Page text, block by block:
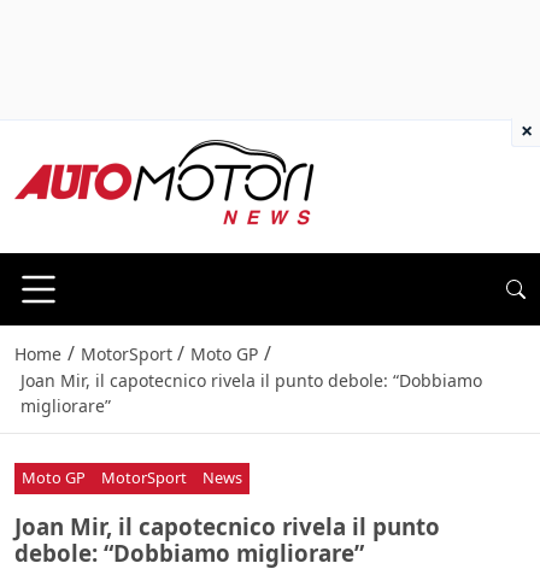
Home / MotorSport / Moto GP /
Joan Mir, il capotecnico rivela il punto debole: “Dobbiamo
migliorare”
Moto GP MotorSport News
Joan Mir, il capotecnico rivela il punto
debole: “Dobbiamo migliorare”
×